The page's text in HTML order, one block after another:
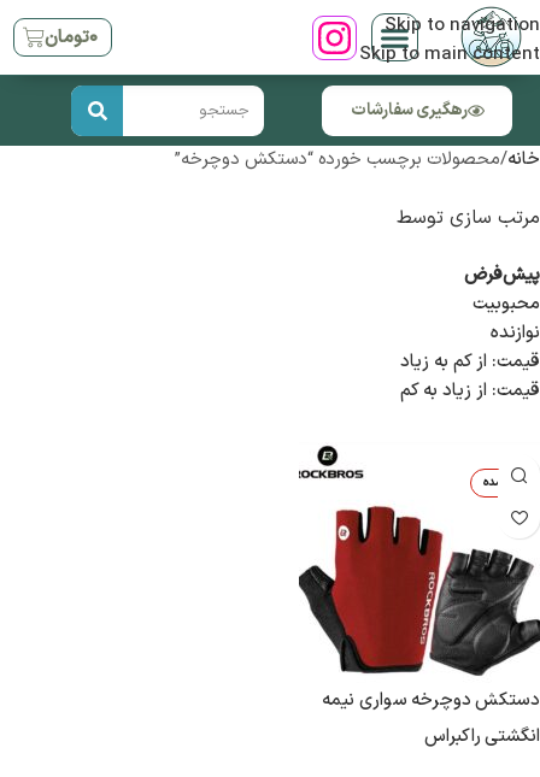
Skip to navigation
Skip to main content
۰تومان
رهگیری سفارشات
خانه محصولات برچسب خورده “دستکش دوچرخه”
مرتب سازی توسط
پیش‌فرض
محبوبیت
نوازنده
قیمت: از کم به زیاد
قیمت: از زیاد به کم
تمام شده
دستکش دوچرخه سواری نیمه
انگشتی راکبراس